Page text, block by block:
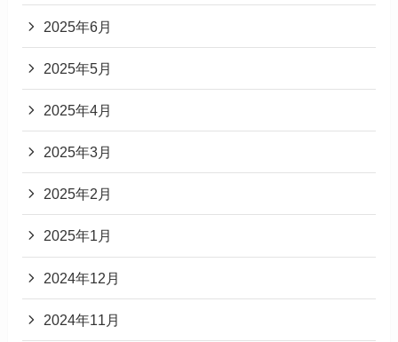
2025年6月
2025年5月
2025年4月
2025年3月
2025年2月
2025年1月
2024年12月
2024年11月